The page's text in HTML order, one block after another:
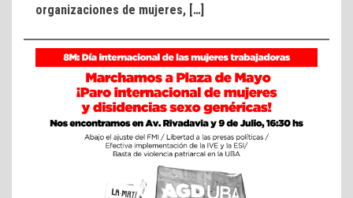
organizaciones de mujeres, […]